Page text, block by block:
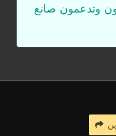
وتدعمون صانع